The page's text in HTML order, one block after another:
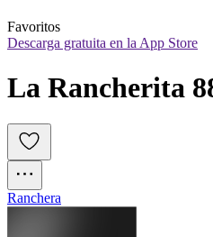
Favoritos
Descarga gratuita en la App Store
La Rancherita
Ranchera